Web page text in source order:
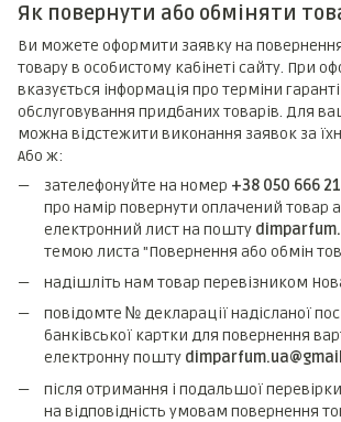
Як повернути або обміняти
Ви можете оформити заявку на
товару в особистому кабінеті сайту. При
вказується інформація про терміни
обслуговування придбаних товарів. Для
можна відстежити виконання заявок за
Або ж:
зателефонуйте на номер +38 050 666
про намір повернути оплачений товар
електронний лист на пошту
темою листа "Повернення або обмін
надішліть нам товар перевізником
повідомте № декларації надісланої
банківської картки для повернення
електронну пошту
після отримання і подальшої
на відповідність умовам повернення